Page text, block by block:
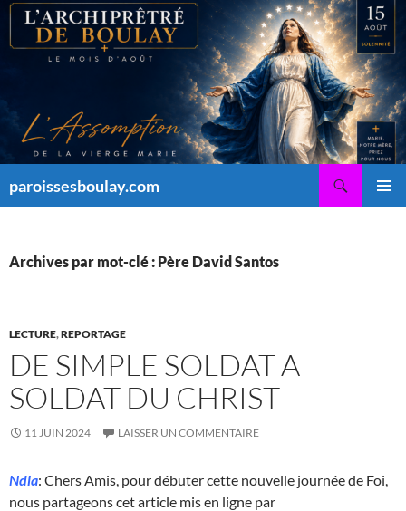
Aller
contenu
paroissesboulay.com
Archives par mot-clé : Père David Santos
LECTURE,REPORTAGE
DE SIMPLE SOLDAT A
SOLDAT DU CHRIST
11 JUIN 2024 LAISSER UN COMMENTAIRE
Ndla: Chers Amis, pour débuter cette nouvelle journée de Foi,
nous partageons cet article mis en ligne par